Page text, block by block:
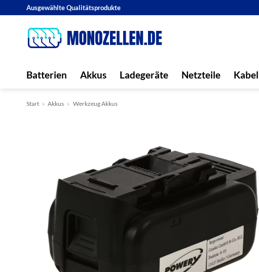
springen
Ausgewählte Qualitätsprodukte
Batterien Akkus Ladegeräte Netzteile Kabel
Start » Akkus » Werkzeug Akkus